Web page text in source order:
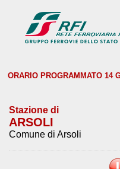
ORARIO PROGRAMMATO 14
Stazione di
ARSOLI
Comune di Arsoli